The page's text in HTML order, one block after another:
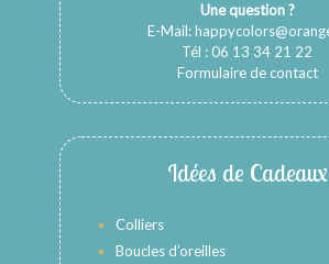
Une question ?
E-Mail:
Tél : 06 13 34 21 22
Formulaire de contact
Idées de Cadeaux
Colliers
Boucles d’oreilles